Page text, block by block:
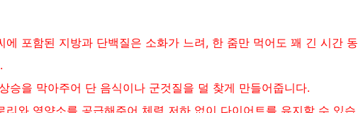
에 포함된 지방과 단백질은 소화가 느려, 한 줌만 먹어도 꽤 긴 시간 동
승을 막아주어 단 음식이나 군것질을 덜 찾게 만들어줍니다.
리와 영양소를 공급해주어 체력 저하 없이 다이어트를 유지할 수 있습